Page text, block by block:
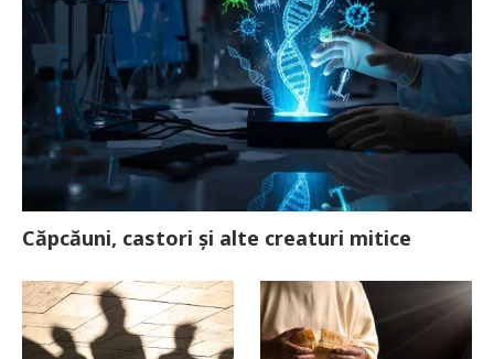
Căpcăuni, castori și alte creaturi mitice